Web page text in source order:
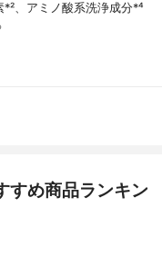
、アミノ酸系洗浄成分*⁴
すめ商品ランキン